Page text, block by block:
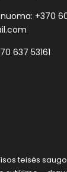
+370
637 53161
teisės